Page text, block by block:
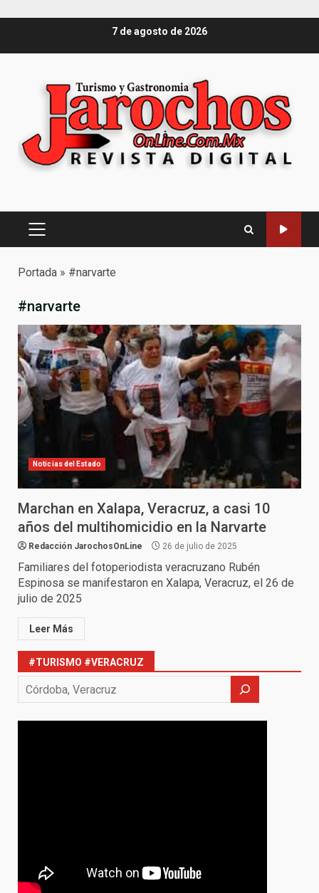
contenido
7 de agosto de 2026
Menú
principal
Portada » #narvarte
#narvarte
Noticias del Estado
Marchan en Xalapa, Veracruz, a casi 10
años del multihomicidio en la Narvarte
Redacción JarochosOnLine 26 de julio de 2025
Familiares del fotoperiodista veracruzano Rubén
Espinosa se manifestaron en Xalapa, Veracruz, el 26 de
julio de 2025
Leer Más
#TURISMO #VERACRUZ